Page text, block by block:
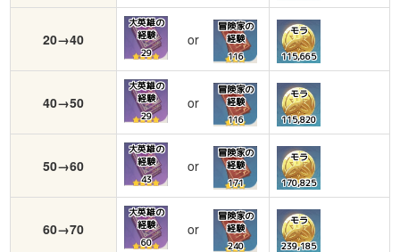
20→40
大英雄の
経験
29
or
冒険家の
経験
116
モラ
115,665
40→50
大英雄の
経験
29
or
冒険家の
経験
116
モラ
115,820
50→60
大英雄の
経験
43
or
冒険家の
経験
171
モラ
170,825
60→70
大英雄の
経験
60
or
冒険家の
経験
240
モラ
239,185